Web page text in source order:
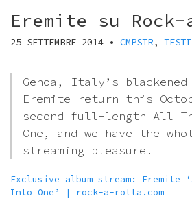
Eremite su
25 SETTEMBRE 2014 • CMPSTR, TESTI
Genoa, Italy’s
Eremite return this
second full-length All
One, and we have the
streaming pleasure!
Exclusive album stream: Eremite
Into One’ | rock-a-rolla.com